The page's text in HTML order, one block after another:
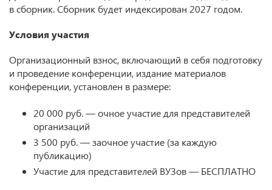
в сборник. Сборник будет индексирован 2027 годом.
Условия участия
Организационный взнос, включающий в себя подготовку
и проведение конференции, издание материалов
конференции, установлен в размере:
20 000 руб. — очное участие для представителей
организаций
3 500 руб. — заочное участие (за каждую
публикацию)
Участие для представителей ВУЗов — БЕСПЛАТНО